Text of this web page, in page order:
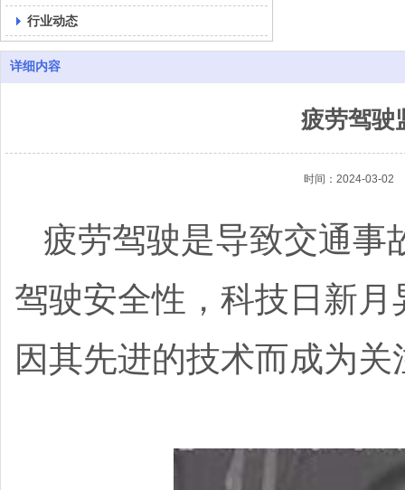
行业动态
详细内容
疲劳驾驶
时间：2024-03-02
疲劳驾驶是导致交通事
驾驶安全性，科技日新月
因其先进的技术而成为关